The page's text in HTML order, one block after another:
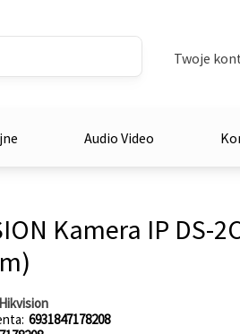
Twoje
Audio Video
Kamera IP DS-
Hikvision
6931847178208